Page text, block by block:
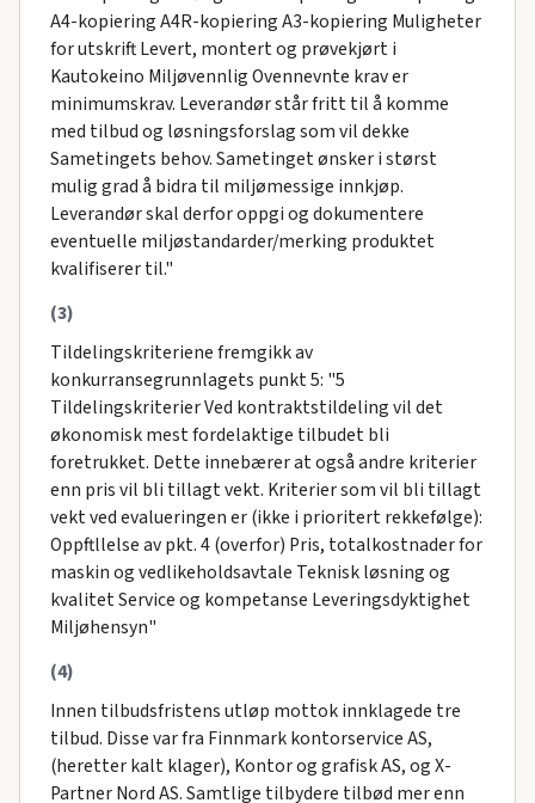
A4-kopiering A4R-kopiering A3-kopiering Muligheter
for utskrift Levert, montert og prøvekjørt i
Kautokeino Miljøvennlig Ovennevnte krav er
minimumskrav. Leverandør står fritt til å komme
med tilbud og løsningsforslag som vil dekke
Sametingets behov. Sametinget ønsker i størst
mulig grad å bidra til miljømessige innkjøp.
Leverandør skal derfor oppgi og dokumentere
eventuelle miljøstandarder/merking produktet
kvalifiserer til."
(3)
Tildelingskriteriene fremgikk av
konkurransegrunnlagets punkt 5: "5
Tildelingskriterier Ved kontraktstildeling vil det
økonomisk mest fordelaktige tilbudet bli
foretrukket. Dette innebærer at også andre kriterier
enn pris vil bli tillagt vekt. Kriterier som vil bli tillagt
vekt ved evalueringen er (ikke i prioritert rekkefølge):
Oppftllelse av pkt. 4 (overfor) Pris, totalkostnader for
maskin og vedlikeholdsavtale Teknisk løsning og
kvalitet Service og kompetanse Leveringsdyktighet
Miljøhensyn"
(4)
Innen tilbudsfristens utløp mottok innklagede tre
tilbud. Disse var fra Finnmark kontorservice AS,
(heretter kalt klager), Kontor og grafisk AS, og X-
Partner Nord AS. Samtlige tilbydere tilbød mer enn